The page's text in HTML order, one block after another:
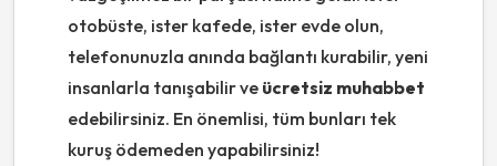
otobüste, ister kafede, ister evde olun,
telefonunuzla anında bağlantı kurabilir, yeni
insanlarla tanışabilir ve ücretsiz muhabbet
edebilirsiniz. En önemlisi, tüm bunları tek
kuruş ödemeden yapabilirsiniz!